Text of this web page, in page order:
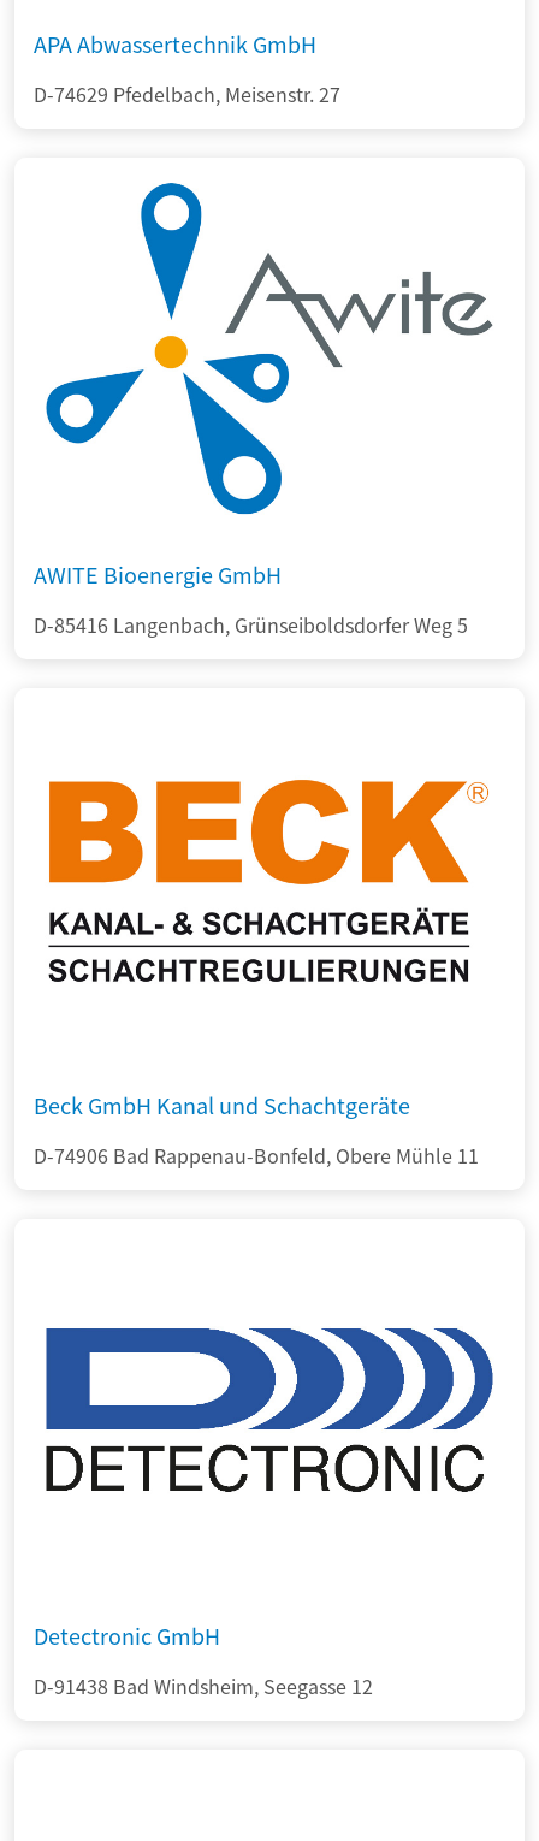
APA Abwassertechnik GmbH
D-74629 Pfedelbach, Meisenstr. 27
AWITE Bioenergie GmbH
D-85416 Langenbach, Grünseiboldsdorfer Weg 5
Beck GmbH Kanal und Schachtgeräte
D-74906 Bad Rappenau-Bonfeld, Obere Mühle 11
Detectronic GmbH
D-91438 Bad Windsheim, Seegasse 12